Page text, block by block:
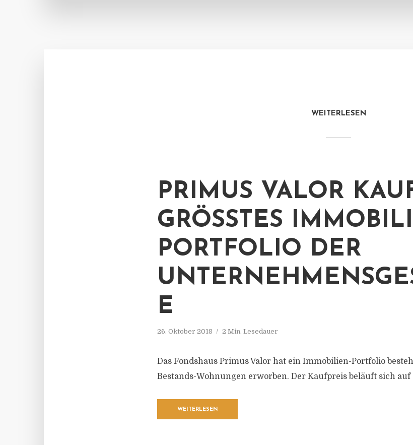
WEITERLESEN
PRIMUS VALOR
GRÖSSTES
ORTFOLIO DER U
26. Oktober 2018 2 Min. Lesedauer
Das Fondshaus Primus Valor hat ein Immobilien-Portfolio
Bestands-Wohnungen erworben. Der Kaufpreis beläuft sich
WEITERLESEN